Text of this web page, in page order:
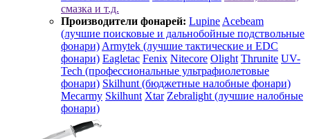
смазка и т.д.
Производители фонарей: Lupine Acebeam
(лучшие поисковые и дальнобойные подствольные
фонари) Armytek (лучшие тактические и EDC
фонари) Eagletac Fenix Nitecore Olight Thrunite UV-
Tech (профессиональные ультрафиолетовые
фонари) Skilhunt (бюджетные налобные фонари)
Mecarmy Skilhunt Xtar Zebralight (лучшие налобные
фонари)